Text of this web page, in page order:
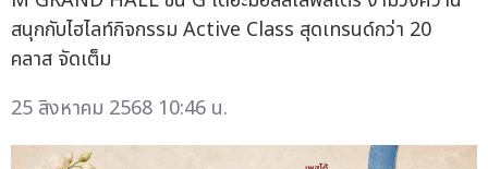
สนุกกับไฮไลท์กิจกรรม Active Class สุดเทรนด์กว่า 20
คลาส จัดเต็ม
25 สิงหาคม 2568 10:46 น.